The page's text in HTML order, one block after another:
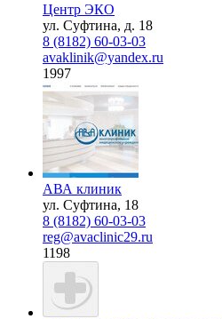
Центр ЭКО
ул. Суфтина, д. 18
8 (8182) 60-03-03
аvaklinik@yandex.ru
1997
АВА клиник
ул. Суфтина, 18
8 (8182) 60-03-03
reg@avaclinic29.ru
1198